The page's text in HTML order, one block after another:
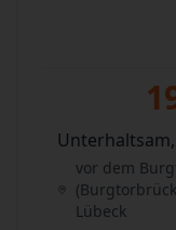
vor dem
Lübeck